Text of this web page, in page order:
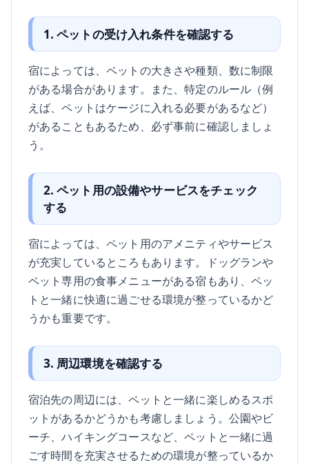
1. ペットの受け入れ条件を確認する
宿によっては、ペットの大きさや種類、数に制限
がある場合があります。また、特定のルール（例
えば、ペットはケージに入れる必要があるなど）
があることもあるため、必ず事前に確認しましょ
う。
2. ペット用の設備やサービスをチェック
する
宿によっては、ペット用のアメニティやサービス
が充実しているところもあります。ドッグランや
ペット専用の食事メニューがある宿もあり、ペッ
トと一緒に快適に過ごせる環境が整っているかど
うかも重要です。
3. 周辺環境を確認する
宿泊先の周辺には、ペットと一緒に楽しめるスポ
ットがあるかどうかも考慮しましょう。公園やビ
ーチ、ハイキングコースなど、ペットと一緒に過
ごす時間を充実させるための環境が整っているか